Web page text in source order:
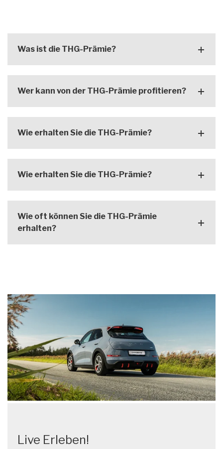
Was ist die THG-Prämie?
Wer kann von der THG-Prämie profitieren?
Wie erhalten Sie die THG-Prämie?
Wie erhalten Sie die THG-Prämie?
Wie oft können Sie die THG-Prämie
erhalten?
Live Erleben!